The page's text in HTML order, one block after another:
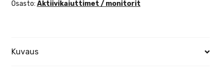
Osasto: Aktiivikaiuttimet / monitorit
Kuvaus